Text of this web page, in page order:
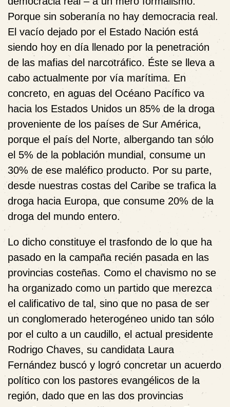
Porque sin soberanía no hay democracia real.
El vacío dejado por el Estado Nación está
siendo hoy en día llenado por la penetración
de las mafias del narcotráfico. Éste se lleva a
cabo actualmente por vía marítima. En
concreto, en aguas del Océano Pacífico va
hacia los Estados Unidos un 85% de la droga
proveniente de los países de Sur América,
porque el país del Norte, albergando tan sólo
el 5% de la población mundial, consume un
30% de ese maléfico producto. Por su parte,
desde nuestras costas del Caribe se trafica la
droga hacia Europa, que consume 20% de la
droga del mundo entero.
Lo dicho constituye el trasfondo de lo que ha
pasado en la campaña recién pasada en las
provincias costeñas. Como el chavismo no se
ha organizado como un partido que merezca
el calificativo de tal, sino que no pasa de ser
un conglomerado heterogéneo unido tan sólo
por el culto a un caudillo, el actual presidente
Rodrigo Chaves, su candidata Laura
Fernández buscó y logró concretar un acuerdo
político con los pastores evangélicos de la
región, dado que en las dos provincias